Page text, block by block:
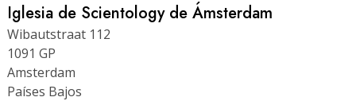
Iglesia de Scientology de Ámsterdam
Wibautstraat 112
1091 GP
Amsterdam
Países Bajos